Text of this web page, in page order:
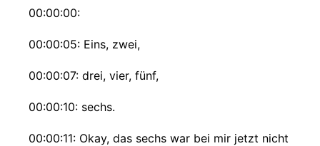
00:00:00:
00:00:05: Eins, zwei,
00:00:07: drei, vier, fünf,
00:00:10: sechs.
00:00:11: Okay, das sechs war bei mir jetzt nicht